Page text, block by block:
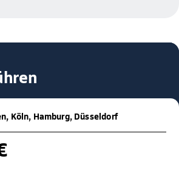
Köln, Hamburg, Düsseldorf